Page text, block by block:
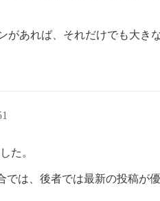
あれば、それだけでも大き
た。
では、後者では最新の投稿が